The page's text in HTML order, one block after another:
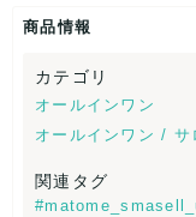
商品情報
カテゴリ
オールインワン
オールインワン / サ
関連タグ